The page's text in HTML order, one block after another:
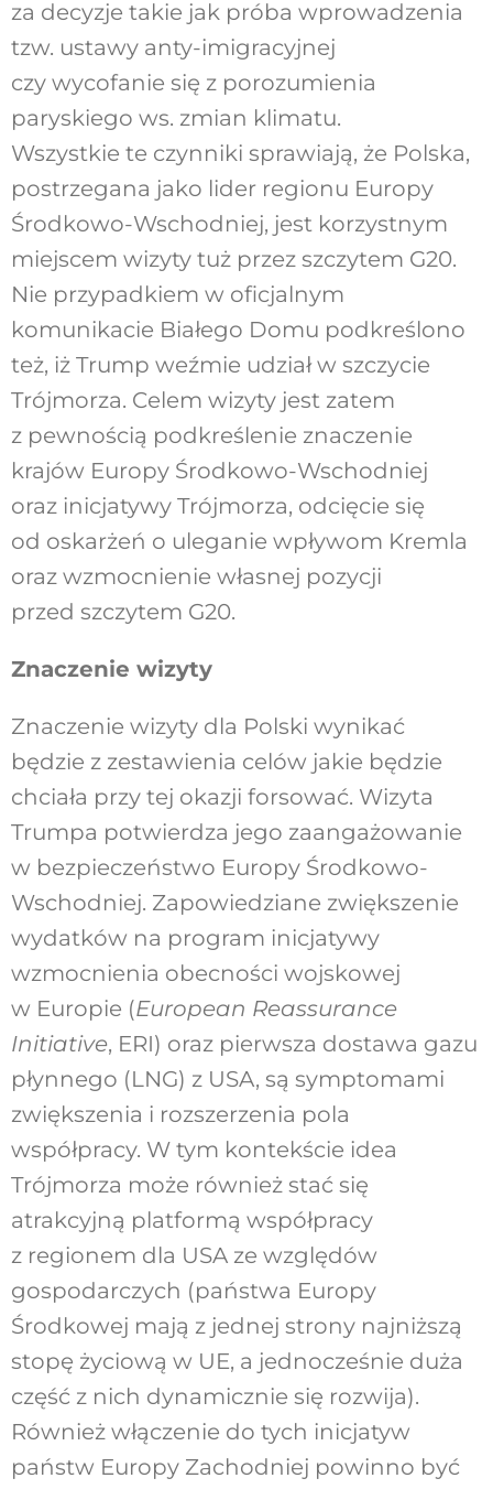
za decyzje takie jak próba wprowadzenia
tzw. ustawy anty-imigracyjnej
czy wycofanie się z porozumienia
paryskiego ws. zmian klimatu.
Wszystkie te czynniki sprawiają, że Polska,
postrzegana jako lider regionu Europy
Środkowo-Wschodniej, jest korzystnym
miejscem wizyty tuż przez szczytem G20.
Nie przypadkiem w oficjalnym
komunikacie Białego Domu podkreślono
też, iż Trump weźmie udział w szczycie
Trójmorza. Celem wizyty jest zatem
z pewnością podkreślenie znaczenie
krajów Europy Środkowo-Wschodniej
oraz inicjatywy Trójmorza, odcięcie się
od oskarżeń o uleganie wpływom Kremla
oraz wzmocnienie własnej pozycji
przed szczytem G20.
Znaczenie wizyty
Znaczenie wizyty dla Polski wynikać
będzie z zestawienia celów jakie będzie
chciała przy tej okazji forsować. Wizyta
Trumpa potwierdza jego zaangażowanie
w bezpieczeństwo Europy Środkowo-
Wschodniej. Zapowiedziane zwiększenie
wydatków na program inicjatywy
wzmocnienia obecności wojskowej
w Europie (European Reassurance
Initiative, ERI) oraz pierwsza dostawa gazu
płynnego (LNG) z USA, są symptomami
zwiększenia i rozszerzenia pola
współpracy. W tym kontekście idea
Trójmorza może również stać się
atrakcyjną platformą współpracy
z regionem dla USA ze względów
gospodarczych (państwa Europy
Środkowej mają z jednej strony najniższą
stopę życiową w UE, a jednocześnie duża
część z nich dynamicznie się rozwija).
Również włączenie do tych inicjatyw
państw Europy Zachodniej powinno być